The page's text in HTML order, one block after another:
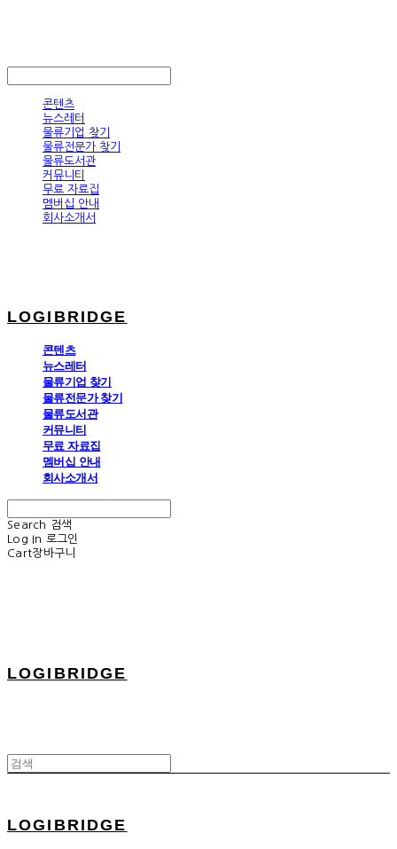
콘텐츠
뉴스레터
물류기업 찾기
물류전문가 찾기
물류도서관
커뮤니티
무료 자료집
멤버십 안내
회사소개서
LOGIBRIDGE
콘텐츠
뉴스레터
물류기업 찾기
물류전문가 찾기
물류도서관
커뮤니티
무료 자료집
멤버십 안내
회사소개서
Search
검색
Log In 로그인
Cart장바구니
LOGIBRIDGE
LOGIBRIDGE